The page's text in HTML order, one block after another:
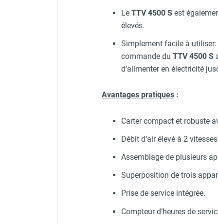
Chauffage fioul soufflant avec
cheminée à raccorder sur citerne
cheminée à combustion directe
infrarouge/rayonnant
Chauffage mobile au gaz à
Chauffage mobile au gaz à
combustion indirecte
Chaudière mobile à eau
Chauffage mobile au bois
Chauffage pour serre et bâtiment
Chauffage FARM au gaz
Le TTV 4500 S est
élevés.
Simplement facile à utiliser:
commande du TTV 4500 S
d’alimenter en électricité
Avantages pratiques :
Carter compact et robuste
Débit d’air élevé à 2
Assemblage de plusieurs
Superposition de trois
Prise de service intégrée.
Compteur d’heures de